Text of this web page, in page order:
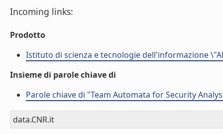
Incoming links:
Prodotto
Istituto di scienza e tecnologie dell'informazione
Insieme di parole chiave di
Parole chiave di "Team Automata for Security
data.CNR.it